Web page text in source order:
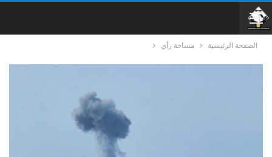
الصفحة الرئيسية مساحة رأي